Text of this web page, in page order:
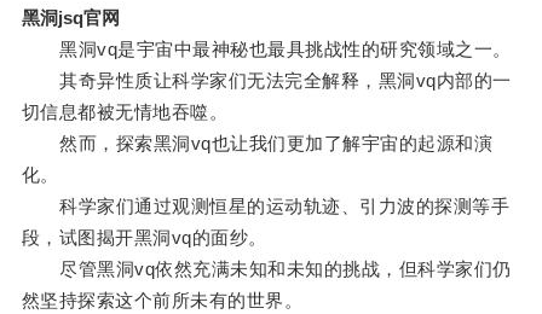
黑洞jsq官网
黑洞vq是宇宙中最神秘也最具挑战性的研究领域之一。
其奇异性质让科学家们无法完全解释，黑洞vq内部的一
切信息都被无情地吞噬。
然而，探索黑洞vq也让我们更加了解宇宙的起源和演
化。
科学家们通过观测恒星的运动轨迹、引力波的探测等手
段，试图揭开黑洞vq的面纱。
尽管黑洞vq依然充满未知和未知的挑战，但科学家们仍
然坚持探索这个前所未有的世界。